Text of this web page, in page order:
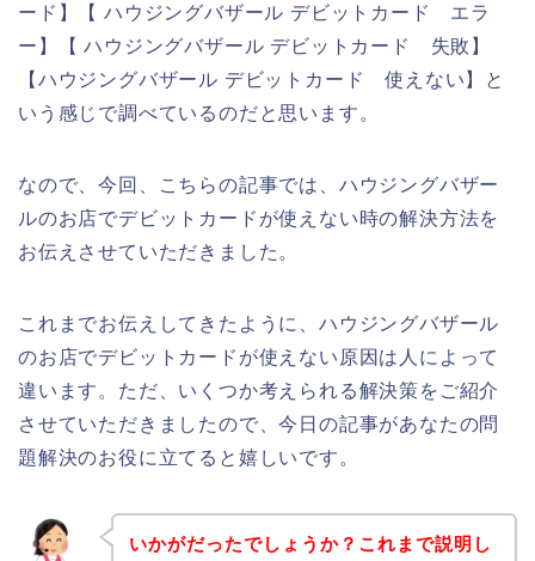
ード】【 ハウジングバザール デビットカード エラ
ー】【 ハウジングバザール デビットカード 失敗】
【ハウジングバザール デビットカード 使えない】と
いう感じで調べているのだと思います。
なので、今回、こちらの記事では、ハウジングバザー
ルのお店でデビットカードが使えない時の解決方法を
お伝えさせていただきました。
これまでお伝えしてきたように、ハウジングバザール
のお店でデビットカードが使えない原因は人によって
違います。ただ、いくつか考えられる解決策をご紹介
させていただきましたので、今日の記事があなたの問
題解決のお役に立てると嬉しいです。
いかがだったでしょうか？これまで説明し